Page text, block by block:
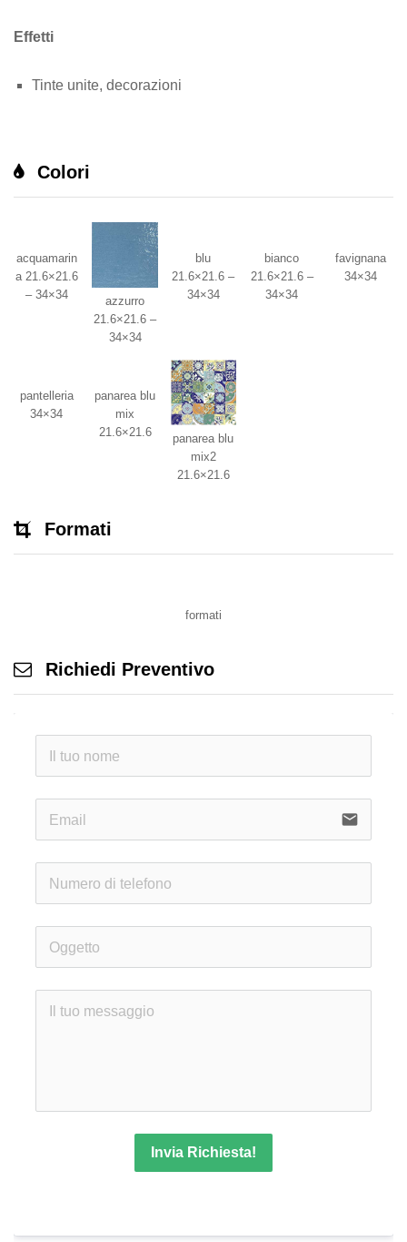
Effetti
Tinte unite, decorazioni
Colori
acquamarin
a 21.6×21.6
– 34×34
azzurro
21.6×21.6 –
34×34
blu
21.6×21.6 –
34×34
bianco
21.6×21.6 –
34×34
favignana
34×34
pantelleria
34×34
panarea blu
mix
21.6×21.6
panarea blu
mix2
21.6×21.6
Formati
formati
Richiedi Preventivo
email
Invia Richiesta!